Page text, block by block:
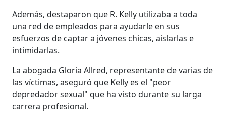
Además, destaparon que R. Kelly utilizaba a toda
una red de empleados para ayudarle en sus
esfuerzos de captar a jóvenes chicas, aislarlas e
intimidarlas.
La abogada Gloria Allred, representante de varias de
las víctimas, aseguró que Kelly es el "peor
depredador sexual" que ha visto durante su larga
carrera profesional.